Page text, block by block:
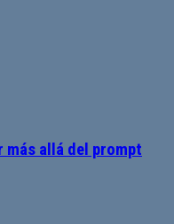
más allá del prompt